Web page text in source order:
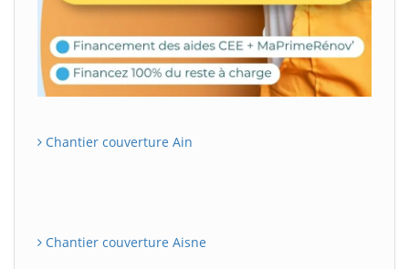
Chantier couverture Ain
Chantier couverture Aisne